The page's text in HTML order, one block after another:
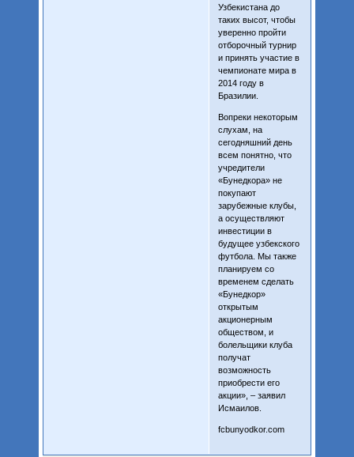
Узбекистана до
таких высот, чтобы
уверенно пройти
отборочный турнир
и принять участие в
чемпионате мира в
2014 году в
Бразилии.
Вопреки некоторым
слухам, на
сегодняшний день
всем понятно, что
учредители
«Бунедкора» не
покупают
зарубежные клубы,
а осуществляют
инвестиции в
будущее узбекского
футбола. Мы также
планируем со
временем сделать
«Бунедкор»
открытым
акционерным
обществом, и
болельщики клуба
получат
возможность
приобрести его
акции», – заявил
Исмаилов.
fcbunyodkor.com